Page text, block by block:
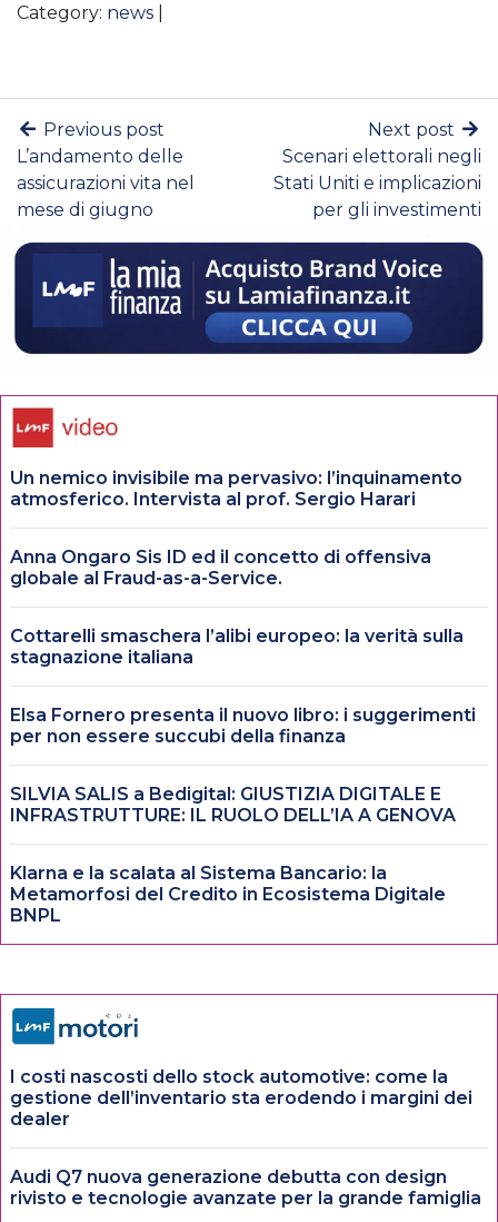
Category: news
Previous post
L’andamento delle
assicurazioni vita nel
mese di giugno
Next post
Scenari elettorali negli
Stati Uniti e implicazioni
per gli investimenti
Un nemico invisibile ma pervasivo: l’inquinamento
atmosferico. Intervista al prof. Sergio Harari
Anna Ongaro Sis ID ed il concetto di offensiva
globale al Fraud-as-a-Service.
Cottarelli smaschera l’alibi europeo: la verità sulla
stagnazione italiana
Elsa Fornero presenta il nuovo libro: i suggerimenti
per non essere succubi della finanza
SILVIA SALIS a Bedigital: GIUSTIZIA DIGITALE E
INFRASTRUTTURE: IL RUOLO DELL’IA A GENOVA
Klarna e la scalata al Sistema Bancario: la
Metamorfosi del Credito in Ecosistema Digitale
BNPL
I costi nascosti dello stock automotive: come la
gestione dell’inventario sta erodendo i margini dei
dealer
Audi Q7 nuova generazione debutta con design
rivisto e tecnologie avanzate per la grande famiglia